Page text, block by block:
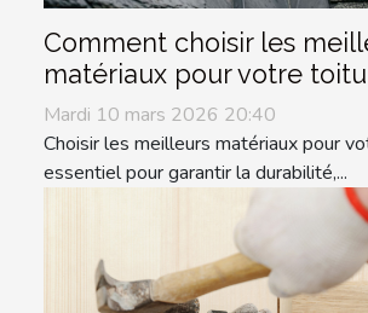
Comment choisir les
matériaux pour votre
Mardi 10 mars 2026 20:40
Choisir les meilleurs matériaux pour
essentiel pour garantir la durabilité,...